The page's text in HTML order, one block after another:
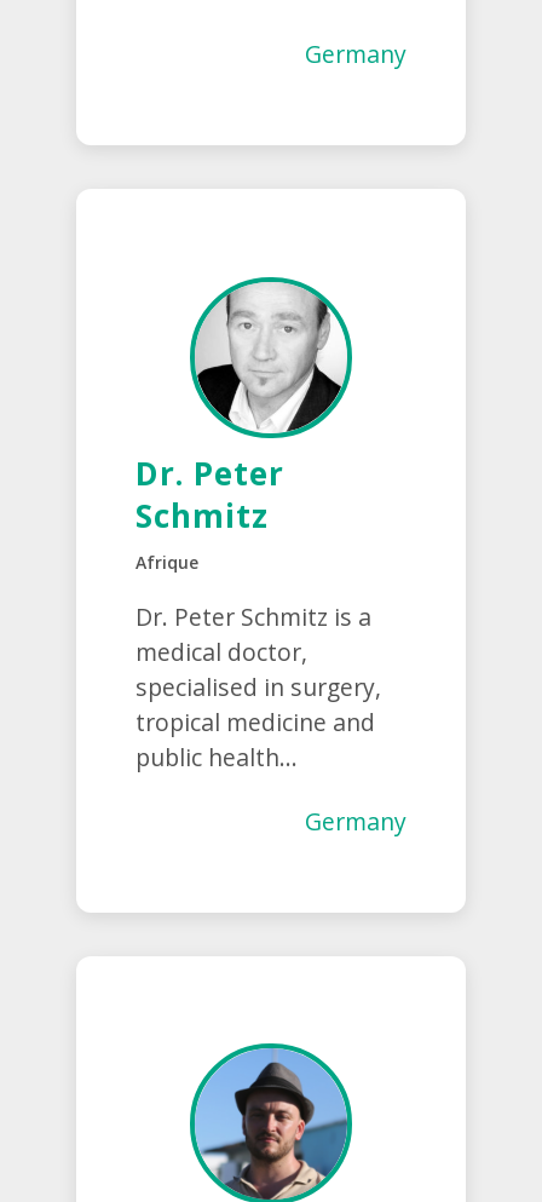
Germany
Dr. Peter
Schmitz
Afrique
Dr. Peter Schmitz is a
medical doctor,
specialised in surgery,
tropical medicine and
public health...
Germany